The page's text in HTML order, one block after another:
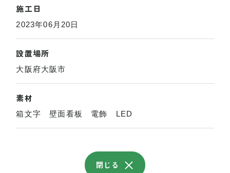
施工日
2023年06月20日
設置場所
大阪府大阪市
素材
箱文字 壁面看板 電飾 LED
閉じる